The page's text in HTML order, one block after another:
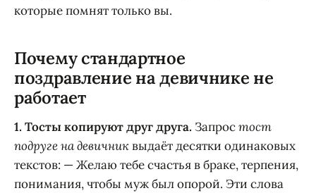
которые помнят только вы.
Почему стандартное
поздравление на девичнике не
работает
1. Тосты копируют друг друга. Запростост
подруге на девичниквыдаёт десятки одинаковых
текстов: — Желаю тебе счастья в браке, терпения,
понимания, чтобы муж был опорой. Эти слова